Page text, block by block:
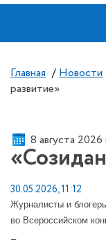
Главная / Новости
развитие»
8 августа
30.05.2026, 11:12
Журналисты и
во Всероссийском